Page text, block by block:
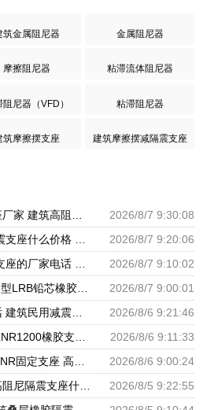
筑金属阻尼器 金属阻尼器
摩擦阻尼器 粘滞流体阻尼器
阻尼器（VFD） 粘滞阻尼器
筑摩擦摆支座 建筑摩擦摆减隔震支座
建筑隔震建筑的橡胶隔震支座厂家 建筑高阻尼抗震支座厂家 隔震支座LNR700源头工厂
2026/8/7 9:30:08
防震支座多少钱 铅芯建筑隔震支座什么价格 HDR600支座
2026/8/7 9:20:06
大型减震支座生产厂家 隔震支座的厂家电话 建筑橡胶隔震支座LNR厂家
2026/8/7 9:10:02
建筑橡胶铅芯支座源头工厂 II型LRB铅芯橡胶隔震支座厂家 LNR1300隔震支座厂家
2026/8/7 9:00:01
建筑工程用隔震支座厂家电话 建筑民用减震支座厂家 建筑圆形铅芯橡胶隔震支座厂家
2026/8/6 9:21:46
高层建筑隔震支座源头工厂 LNR1200橡胶支座厂家电话 LNR600支座什么价格
2026/8/6 9:11:33
LRB建筑隔震支座生产厂家 LNR固定支座 高阻尼橡胶支座什么价格
2026/8/6 9:00:24
HDR800橡胶支座 HDR400高阻尼隔震支座什么价格 LRB1500隔震支座
2026/8/5 9:22:55